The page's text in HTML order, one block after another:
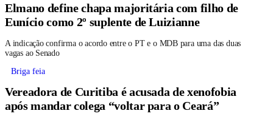
Elmano define chapa majoritária com filho de
Eunício como 2º suplente de Luizianne
A indicação confirma o acordo entre o PT e o MDB para uma das duas
vagas ao Senado
Briga feia
Vereadora de Curitiba é acusada de xenofobia
após mandar colega “voltar para o Ceará”